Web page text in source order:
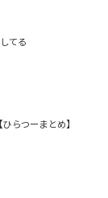
てる
らつーまとめ】